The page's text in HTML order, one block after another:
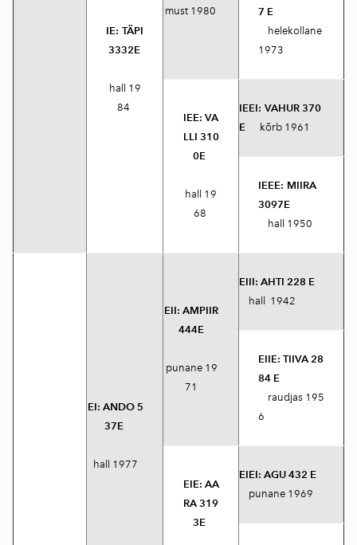
IE: TÄPI
3332E
hall 19
84
must 1980
7 E
helekollane
1973
IEE: VA
LLI 310
0E
hall 19
68
IEEI: VAHUR 370
E kõrb 1961
IEEE: MIIRA
3097E
hall 1950
EI: ANDO 5
37E
hall 1977
EII: AMPIIR
444E
punane 19
71
EIII: AHTI 228 E
hall 1942
EIIE: TIIVA 28
84 E
raudjas 195
6
EIE: AA
RA 319
3E
EIEI: AGU 432 E
punane 1969